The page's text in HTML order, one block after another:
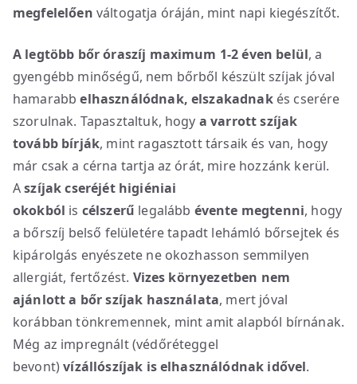
megfelelően váltogatja óráján, mint napi kiegészítőt.
A legtöbb bőr óraszíj maximum 1-2 éven belül, a
gyengébb minőségű, nem bőrből készült szíjak jóval
hamarabbelhasználódnak, elszakadnakés cserére
szorulnak. Tapasztaltuk, hogy a varrott szíjak
tovább bírják, mint ragasztott társaik és van, hogy
már csak a cérna tartja az órát, mire hozzánk kerül.
Aszíjak cseréjét higiéniai
okokból is célszerű legalább évente megtenni, hogy
a bőrszíj belső felületére tapadt lehámló bőrsejtek és
kipárolgás enyészete ne okozhasson semmilyen
allergiát, fertőzést. Vizes környezetben nem
ajánlott a bőr szíjak használata, mert jóval
korábban tönkremennek, mint amit alapból bírnának.
Még az impregnált (védőréteggel
bevont)vízállószíjak is elhasználódnak idővel.